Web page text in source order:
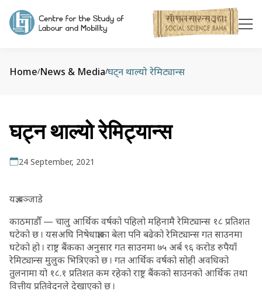
Home/News & Media/घट्न थाल्यो रेमिट्यान्स
घट्न थाल्यो रेमिट्यान्स
24 September, 2021
यज्ञ बञ्जाडे
काठमाडौँ — चालु आर्थिक वर्षको पहिलो महिनामै रेमिट्यान्स १८ प्रतिशत
घटेको छ । यसअघि निषेधाज्ञाका बेला पनि बढेको रेमिट्यान्स गत साउनमा
घटेको हो । राष्ट्र बैंकका अनुसार गत साउनमा ७५ अर्ब ९६ करोड रुपैयाँ
रेमिट्यान्स मुलुक भित्रिएको छ । गत आर्थिक वर्षको सोही अवधिको
तुलनामा यो १८.१ प्रतिशत कम रहेको राष्ट्र बैंकको साउनको आर्थिक तथा
वित्तीय प्रतिवेदनले देखाएको छ ।